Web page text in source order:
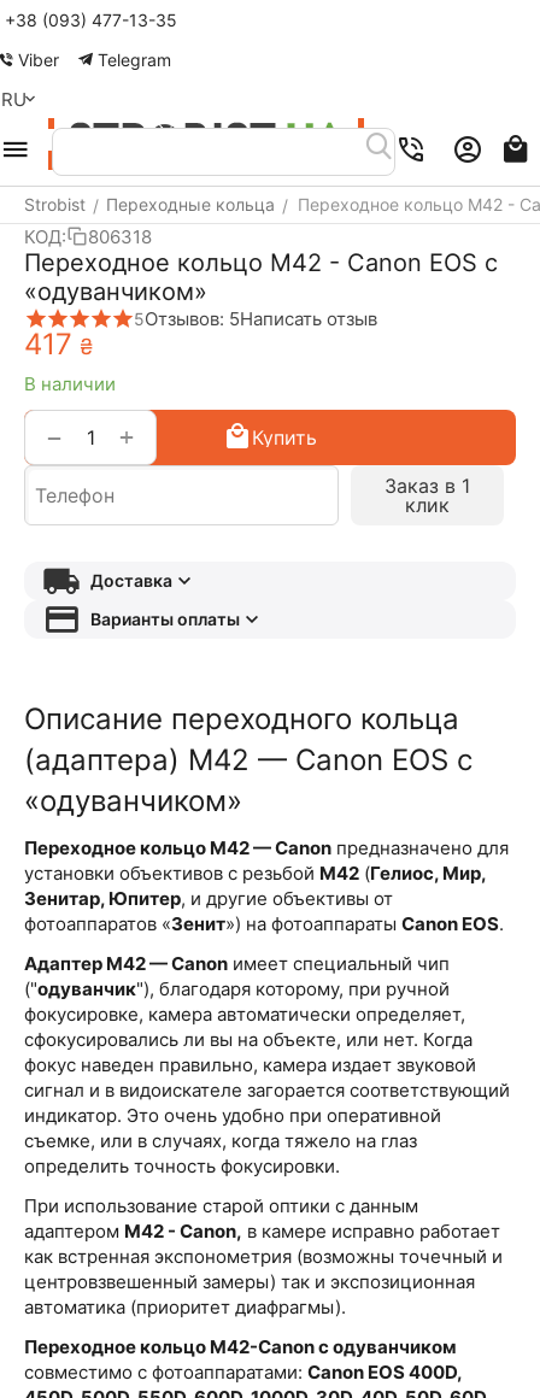
+38 (093) 477-13-35
Viber
Telegram
RU
Strobist / Переходные кольца / Переходное кольцо M42 -
КОД: 806318
Переходное кольцо M42 - Canon EOS с
«одуванчиком»
5Отзывов: 5Написать отзыв
‍417‍ ₴
В наличии
+
−
Купить
Заказ в 1
клик
Доставка
Варианты оплаты
Описание переходного кольца
(адаптера) M42 — Canon EOS с
«одуванчиком»
Переходное кольцо M42 — Canon предназначено для
установки объективов с резьбой М42 (Гелиос, Мир,
Зенитар, Юпитер, и другие объективы от
фотоаппаратов «Зенит») на фотоаппараты Canon EOS.
Адаптер M42 — Canon имеет специальный чип
("одуванчик"), благодаря которому, при ручной
фокусировке, камера автоматически определяет,
сфокусировались ли вы на объекте, или нет. Когда
фокус наведен правильно, камера издает звуковой
сигнал и в видоискателе загорается соответствующий
индикатор. Это очень удобно при оперативной
съемке, или в случаях, когда тяжело на глаз
определить точность фокусировки.
При использование старой оптики с данным
адаптером М42 - Canon, в камере исправно работает
как встренная экспонометрия (возможны точечный и
центровзвешенный замеры) так и экспозиционная
автоматика (приоритет диафрагмы).
Переходное кольцо M42-Canon с одуванчиком
совместимо с фотоаппаратами: Canon EOS 400D,
Меню